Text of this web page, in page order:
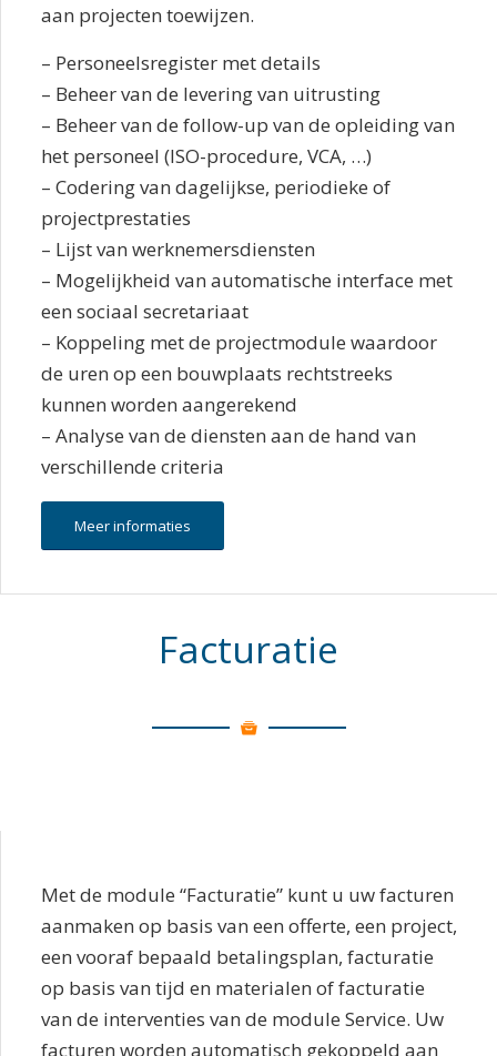
aan projecten toewijzen.
– Personeelsregister met details
– Beheer van de levering van uitrusting
– Beheer van de follow-up van de opleiding van
het personeel (ISO-procedure, VCA, …)
– Codering van dagelijkse, periodieke of
projectprestaties
– Lijst van werknemersdiensten
– Mogelijkheid van automatische interface met
een sociaal secretariaat
– Koppeling met de projectmodule waardoor
de uren op een bouwplaats rechtstreeks
kunnen worden aangerekend
– Analyse van de diensten aan de hand van
verschillende criteria
Meer informaties
Facturatie
Met de module “Facturatie” kunt u uw facturen
aanmaken op basis van een offerte, een project,
een vooraf bepaald betalingsplan, facturatie
op basis van tijd en materialen of facturatie
van de interventies van de module Service. Uw
facturen worden automatisch gekoppeld aan